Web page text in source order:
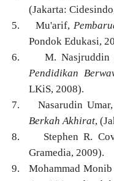
(Jakarta:
5.
Mu'arif,
Pondok Edukasi,
6.
M. Nasjruddin
Pendidikan
LKiS, 2008).
7.
Nasarudin Umar,
Berkah Akhirat,
8.
Stephen R.
Gramedia, 2009).
9.
Mohammad